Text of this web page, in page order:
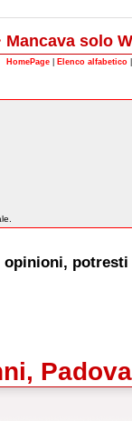
Mancava solo
HomePage Elenco alfabetico
Padova